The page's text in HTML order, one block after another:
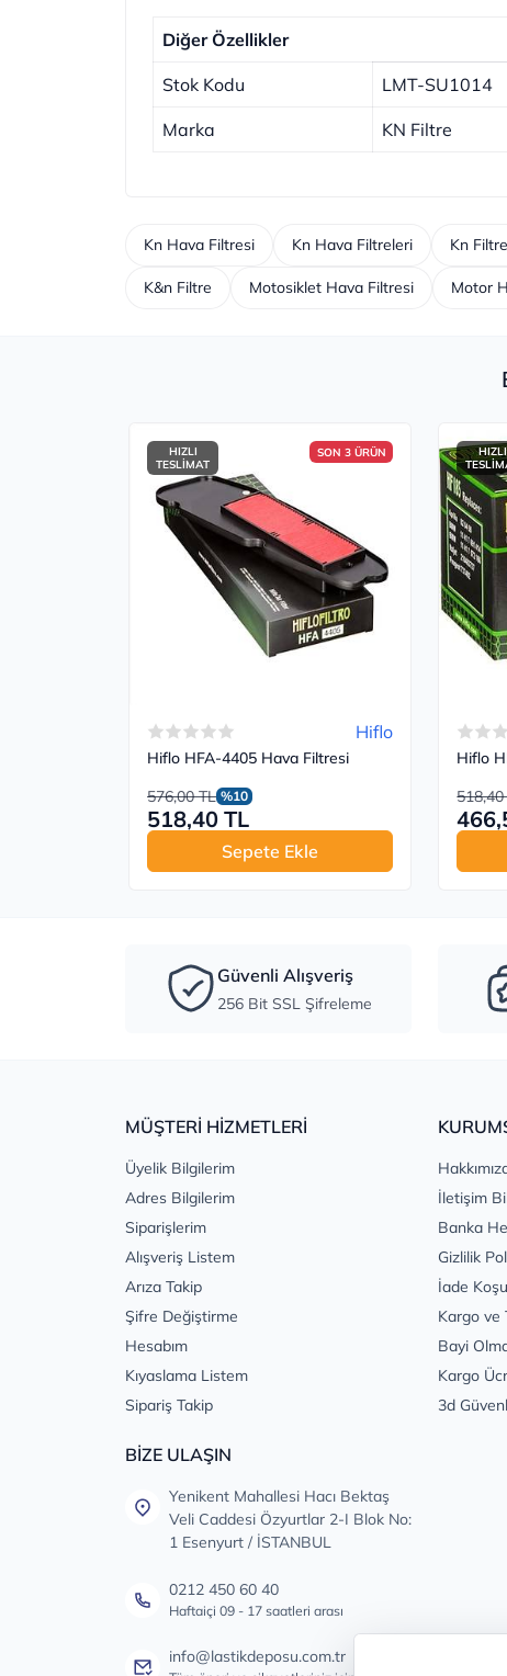
Diğer Özellikler
Stok Kodu LMT-SU1014
Marka KN Filtre
Kn Hava Filtresi Kn Hava Filtreleri Kn Filtre
K&n Filtre Motosiklet Hava Filtresi Motor
HIZLI
TESLİMAT
SON 3 ÜRÜN
Hiflo
Hiflo HFA-4405 Hava Filtresi
576,00 TL %10
518,40 TL
Sepete Ekle
HIZLI
Hiflo
Güvenli Alışveriş
256 Bit SSL Şifreleme
MÜŞTERİ HİZMETLERİ
Üyelik Bilgilerim
Adres Bilgilerim
Siparişlerim
Alışveriş Listem
Arıza Takip
Şifre Değiştirme
Hesabım
Kıyaslama Listem
Sipariş Takip
İletişim
Banka
Gizlilik
İade
Kargo ve
Bayi
Kargo
3d
BİZE ULAŞIN
Yenikent Mahallesi Hacı Bektaş
Veli Caddesi Özyurtlar 2-I Blok No:
1 Esenyurt / İSTANBUL
0212 450 60 40
Haftaiçi 09 - 17 saatleri arası
info@lastikdeposu.com.tr